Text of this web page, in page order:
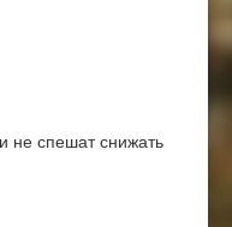
не спешат снижать